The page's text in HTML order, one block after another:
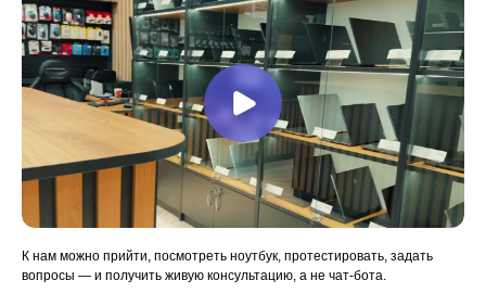
К нам можно прийти, посмотреть ноутбук, протестировать, задать
вопросы — и получить живую консультацию, а не чат-бота.